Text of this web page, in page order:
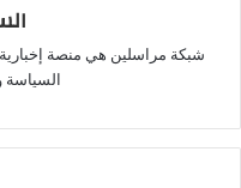
شبكة مراسلين هي منصة إخبارية
السياسة